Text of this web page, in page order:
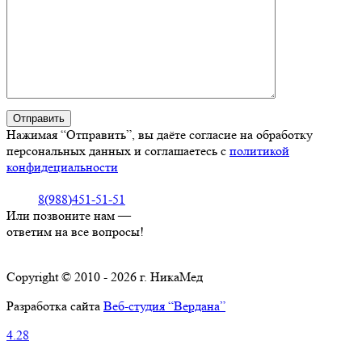
Нажимая “Отправить”, вы даёте согласие на обработку
персональных данных и соглашаетесь с политикой
конфидециальности
8(988)451-51-51
Или позвоните нам —
ответим на все вопросы!
Copyright © 2010 - 2026 г. НикаМед
Разработка сайта Веб-студия “Вердана”
4.28